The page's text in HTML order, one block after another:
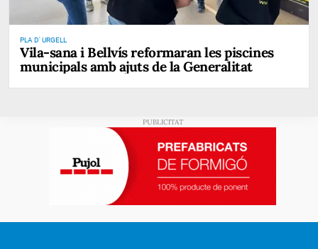
PLA D' URGELL
Vila-sana i Bellvís reformaran les piscines
municipals amb ajuts de la Generalitat